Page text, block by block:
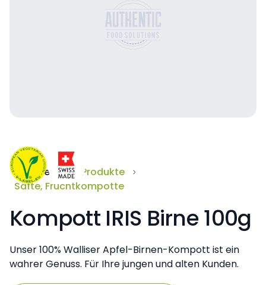
Startseite
Produkte
Säfte, Fruchtkompotte
Kompott IRIS Birne 100g
Unser 100% Walliser Apfel-Birnen-Kompott ist ein
wahrer Genuss. Für Ihre jungen und alten Kunden.